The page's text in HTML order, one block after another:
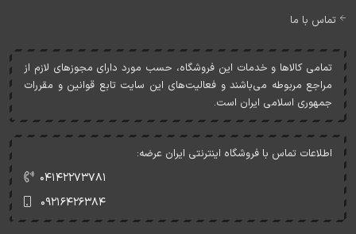
تماس با ما
تمامی کالاها و خدمات اين فروشگاه، حسب مورد دارای مجوزهای لازم از
مراجع مربوطه می‌باشند و فعاليت‌های اين سايت تابع قوانين و مقررات
جمهوری اسلامی ايران است.
اطلاعات تماس با فروشگاه اینترنتی ایران عرضه:
۰۴۱۴۲۲۷۳۷۸۱
۰۹۲۱۶۴۲۶۳۸۴